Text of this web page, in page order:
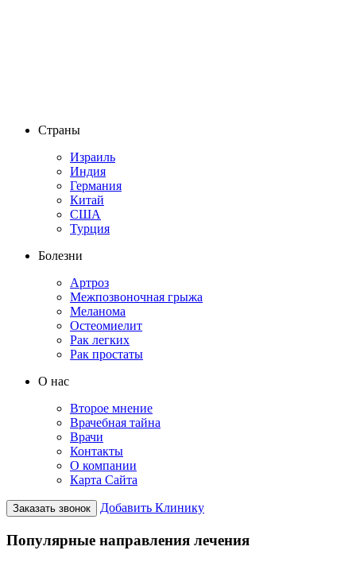
Страны
Израиль
Индия
Германия
Китай
США
Турция
Болезни
Артроз
Межпозвоночная грыжа
Меланома
Остеомиелит
Рак легких
Рак простаты
О нас
Второе мнение
Врачебная тайна
Врачи
Контакты
О компании
Карта Сайта
Заказать звонок Добавить Клинику
Популярные направления лечения